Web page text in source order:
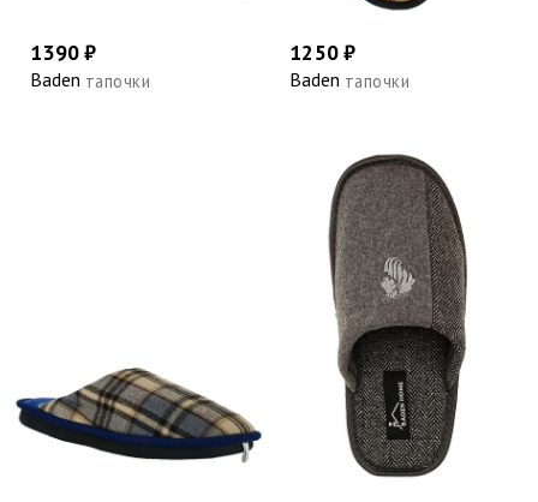
1390 ₽
Baden тапочки
1250 ₽
Baden тапочки